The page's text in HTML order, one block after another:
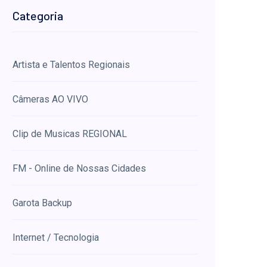
Categoria
Artista e Talentos Regionais
Câmeras AO VIVO
Clip de Musicas REGIONAL
FM - Online de Nossas Cidades
Garota Backup
Internet / Tecnologia